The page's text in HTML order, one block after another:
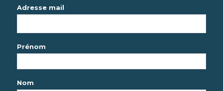
Adresse mail *
Prénom
Nom